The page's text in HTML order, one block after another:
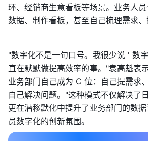
环、经销商生意看板等场景。业务人
数据、制作看板，甚至自己梳理需求、
"数字化不是一句口号。我很少说 ' 数
直在默默做提高效率的事。"袁高魁表
业务部门自己成为 C 位：自己提需求
自己解决问题。"这种模式不仅解决了
更在潜移默化中提升了业务部门的数
员数字化的创新氛围。